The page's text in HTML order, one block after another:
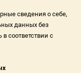
сведения о себе,
данных без
в соответствии с